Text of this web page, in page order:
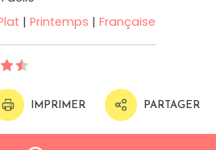
| Printemps | Française
IMPRIMER PARTAGER